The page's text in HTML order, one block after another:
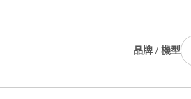
品牌 / 機型